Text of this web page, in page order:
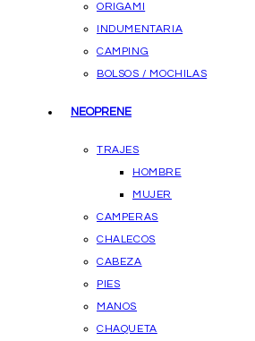
ORIGAMI
INDUMENTARIA
CAMPING
BOLSOS / MOCHILAS
NEOPRENE
TRAJES
HOMBRE
MUJER
CAMPERAS
CHALECOS
CABEZA
PIES
MANOS
CHAQUETA